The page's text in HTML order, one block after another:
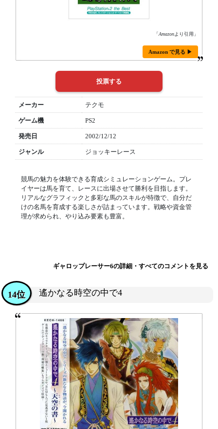
「Amazonより引用」
Amazon で見る ▶
メーカー テクモ
ゲーム機 PS2
発売日 2002/12/12
ジャンル ジョッキーレース
競馬の魅力を体験できる育成シミュレーションゲーム。プレ
イヤーは馬を育て、レースに出場させて勝利を目指します。
リアルなグラフィックと多彩な馬のスキルが特徴で、自分だ
けの名馬を育成する楽しさが詰まっています。戦略や資金管
理が求められ、やり込み要素も豊富。
ギャロップレーサー6の詳細・すべてのコメントを見る
遙かなる時空の中で4
14位